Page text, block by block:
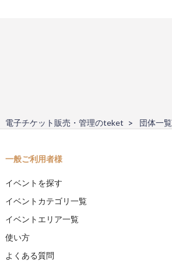
電子チケット販売・管理のteket 団体一覧
一般ご利用者様
イベントを探す
イベントカテゴリ一覧
イベントエリア一覧
使い方
よくある質問